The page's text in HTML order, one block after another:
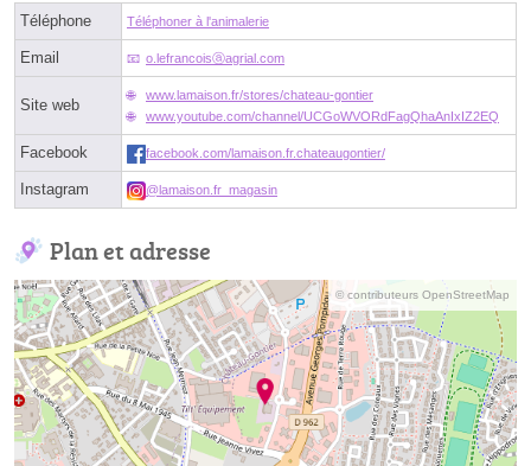
Téléphone Téléphoner à l'animalerie
Email o.lefrancoisⓐagrial.com
Site web
www.lamaison.fr/stores/chateau-gontier
www.youtube.com/channel/UCGoWVORdFagQhaAnIxIZ2EQ
Facebook facebook.com/lamaison.fr.chateaugontier/
Instagram @lamaison.fr_magasin
Plan et adresse
© contributeurs OpenStreetMap